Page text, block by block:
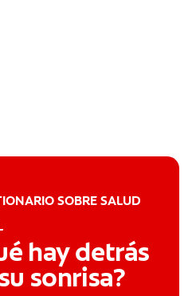
SOBRE SALUD
hay detrás
sonrisa?